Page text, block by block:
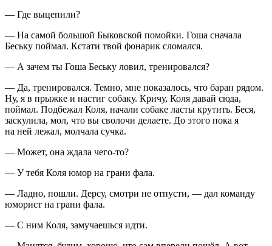
— Где выцепили?
— На самой большой Быковской помойки. Гоша сначала
Беську поймал. Кстати твой фонарик сломался.
— А зачем ты Гоша Беську ловил, тренировался?
— Да, тренировался. Темно, мне показалось, что баран рядом.
Ну, я в прыжке и настиг собаку. Кричу, Коля давай сюда,
поймал. Подбежал Коля, начали собаке ласты крутить. Беся,
заскулила, мол, что вы сволочи делаете. До этого пока я
на ней лежал, молчала сучка.
— Может, она ждала чего-то?
— У тебя Коля юмор на грани фала.
— Ладно, пошли. Дерсу, смотри не отпусти, — дал команду
юморист на грани фала.
— С ним Коля, замучаешься идти.